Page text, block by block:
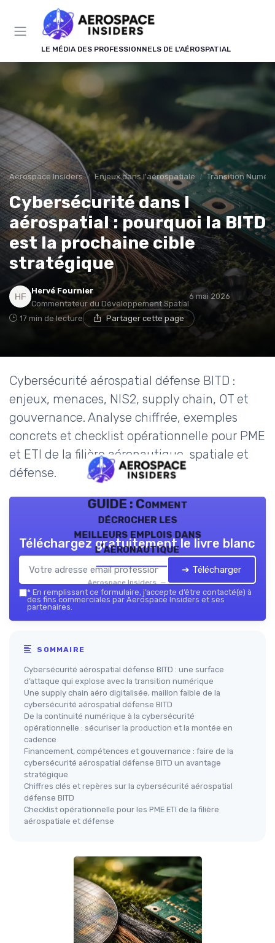
LE MÉDIA DES PROFESSIONNELS DE L'AÉROSPATIAL
Aerospace Insiders Enjeux dans l'aérospatiale Transition
Cybersécurité dans l
aérospatial : pourquoi la BITD
est la prochaine cible
stratégique
Hervé Fournier
Commentateur du Développement Spatial
6 mai 2026
17 min de lecture Partager cette page
Cybersécurité aérospatial défense BITD :
enjeux, menaces, NIS2, supply chain, OT et
gouvernance. Analyse chiffrée, exemples
concrets et checklist opérationnelle pour PME
et ETI de la filière aéronautique, spatiale et
défense.
GUIDE : Comment
décrocher les
meilleurs emplois dans
l’aéronautique
Aerospace Insiders — 2026
Téléchargez gratuitement le livre blanc
➔ Télécharger
* En remplissant ce formulaire, j’accepte d’être contacté(e) à
des fins commerciales par Aerospace Insiders et ses
partenaires.
SOMMAIRE
Cybersécurité aérospatial défense BITD : une surface
d’attaque qui explose avec la transition numérique
Une supply chain aéro digitalisée, maillon faible de la
cybersécurité aérospatial défense BITD
De la continuité numérique à la cybersécurité
opérationnelle : sécuriser la production et la montée en
cadence
Financement, compétences et gouvernance : faire de la
cybersécurité aérospatial défense BITD un avantage
stratégique
Chiffres clés et repères sur la cybersécurité aérospatial
défense BITD
Checklist opérationnelle pour les PME ETI de la filière
aérospatiale et défense
Panneau de gestion des cookies